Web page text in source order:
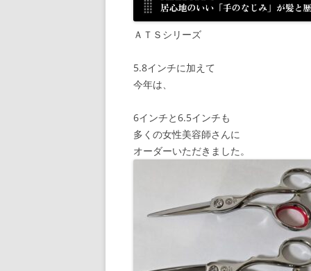
ＡＴＳシリーズ
5.8インチに加えて
今年は、
6インチと6.5インチも
多くの女性美容師さんに
オーダーいただきました。